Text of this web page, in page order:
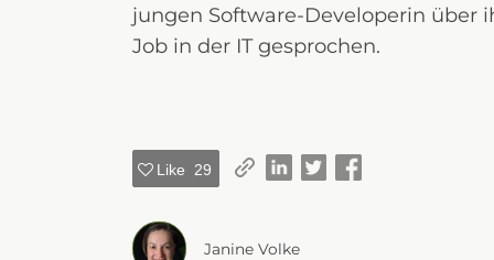
jungen Software-Developerin über
Job in der IT gesprochen.
Like 29
Janine Volke